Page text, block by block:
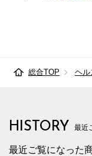
総合TOP ヘル
HISTORY 最近
最近ご覧になった